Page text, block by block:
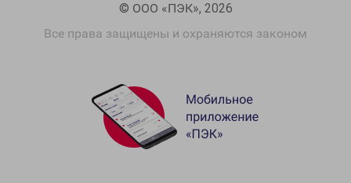
© ООО «ПЭК», 2026
Все права защищены и охраняются законом